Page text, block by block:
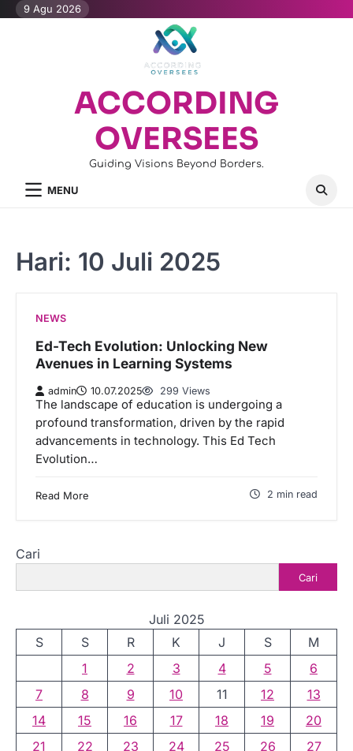
Skip9 Agu 2026
ACCORDING
OVERSEES
Guiding Visions Beyond Borders.
MENU
Hari: 10 Juli 2025
NEWS
Ed-Tech Evolution: Unlocking New
Avenues in Learning Systems
admin 10.07.2025 299 Views
The landscape of education is undergoing a
profound transformation, driven by the rapid
advancements in technology. This Ed Tech
Evolution…
Read More 2 min read
Cari
Cari
Juli 2025
S
S R K J S
M
1
2 3 4 5
6
7
8 9 10 11 12
13
14
15 16 17 18 19
20
21
22 23 24 25 26
27